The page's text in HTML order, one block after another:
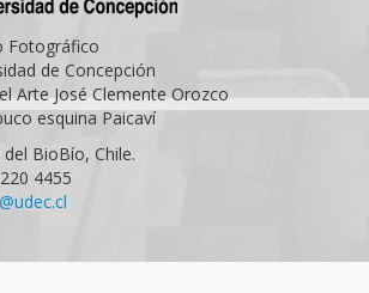
Fotográfico
de Concepción
Arte José Clemente Orozco
esquina Paicaví
del BioBío, Chile.
4455